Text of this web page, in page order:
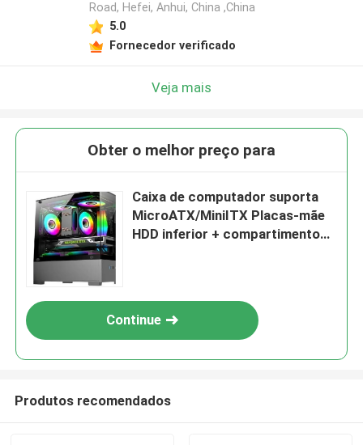
Road, Hefei, Anhui, China ,China
5.0
Fornecedor verificado
Veja mais
Obter o melhor preço para
Caixa de computador suporta
MicroATX/MiniITX Placas-mãe
HDD inferior + compartimento
design de ducto de ar 3D
Continue
Produtos recomendados